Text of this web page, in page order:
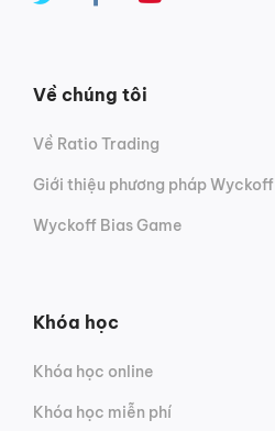
Về chúng tôi
Về Ratio Trading
Giới thiệu phương pháp Wyckoff
Wyckoff Bias Game
Khóa học
Khóa học online
Khóa học miễn phí